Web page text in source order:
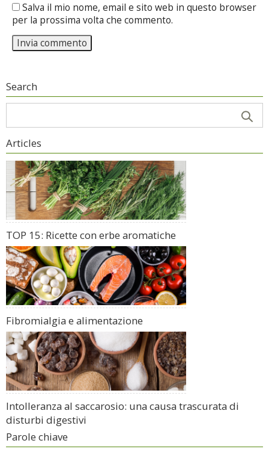
Salva il mio nome, email e sito web in questo browser
per la prossima volta che commento.
Search
Articles
TOP 15: Ricette con erbe aromatiche
Fibromialgia e alimentazione
Intolleranza al saccarosio: una causa trascurata di
disturbi digestivi
Parole chiave